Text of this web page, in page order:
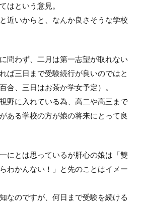
はという意見。
近いからと、なんか良さそうな学校
問わず、二月は第一志望が取れない
ば三日まで受験続行が良いのではと
合、三日はお茶か学女予定）。
野に入れている為、高二や高三まで
ある学校の方が娘の将来にとって良
にとは思っているが肝心の娘は「雙
わかんない！」と先のことはイメー
なのですが、何日まで受験を続ける